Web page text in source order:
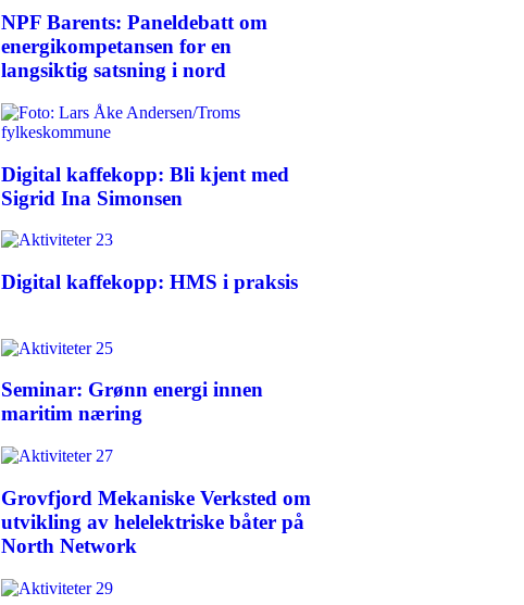
NPF Barents: Paneldebatt om
energikompetansen for en
langsiktig satsning i nord
Digital kaffekopp: Bli kjent med
Sigrid Ina Simonsen
Digital kaffekopp: HMS i praksis
Seminar: Grønn energi innen
maritim næring
Grovfjord Mekaniske Verksted om
utvikling av helelektriske båter på
North Network